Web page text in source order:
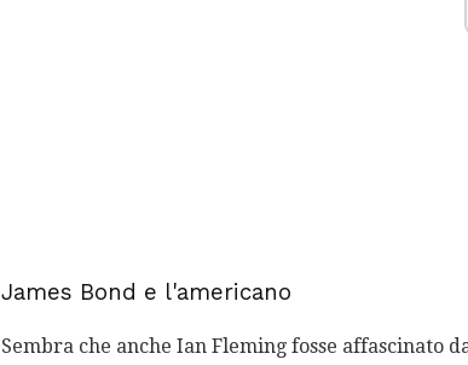
James Bond e l'americano
Sembra che anche Ian Fleming fosse affascinato